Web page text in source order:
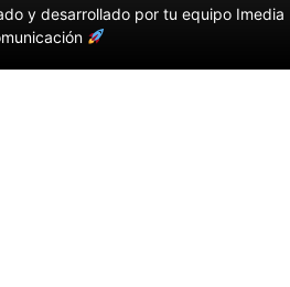
y desarrollado por tu equipo Imedia